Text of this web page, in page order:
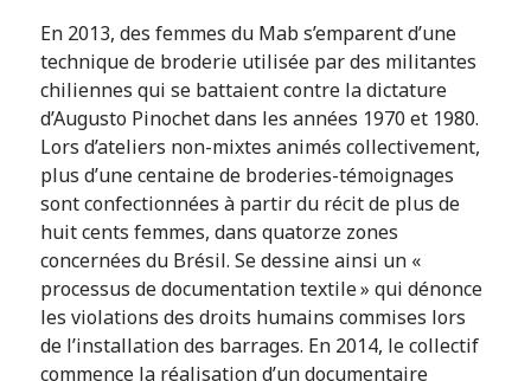
En 2013, des femmes du Mab s’emparent d’une
technique de broderie utilisée par des militantes
chiliennes qui se battaient contre la dictature
d’Augusto Pinochet dans les années 1970 et 1980.
Lors d’ateliers non-mixtes animés collectivement,
plus d’une centaine de broderies-témoignages
sont confectionnées à partir du récit de plus de
huit cents femmes, dans quatorze zones
concernées du Brésil. Se dessine ainsi un «
processus de documentation textile » qui dénonce
les violations des droits humains commises lors
de l’installation des barrages. En 2014, le collectif
commence la réalisation d’un documentaire